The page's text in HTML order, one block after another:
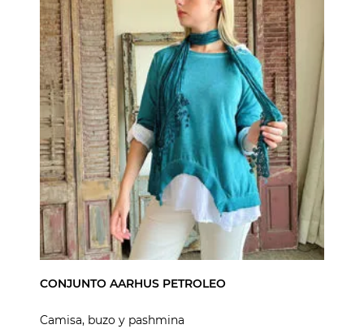
CONJUNTO AARHUS PETROLEO
Camisa, buzo y pashmina